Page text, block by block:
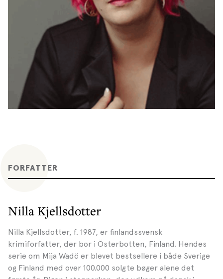
FORFATTER
Nilla Kjellsdotter
Nilla Kjellsdotter, f. 1987, er finlandssvensk
krimiforfatter, der bor i Österbotten, Finland. Hendes
serie om Mija Wadö er blevet bestsellere i både Sverige
og Finland med over 100.000 solgte bøger alene det